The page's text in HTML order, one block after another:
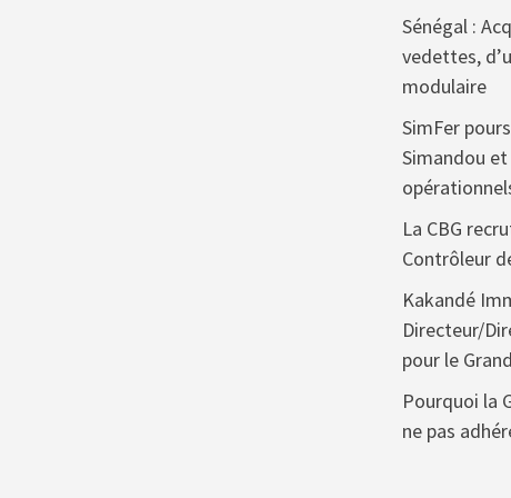
Sénégal :
vedettes,
modulaire
SimFer
Simandou
La CBG
Contrôleur
Kakandé
Directeur/
pour le
Pourquoi la
ne pas